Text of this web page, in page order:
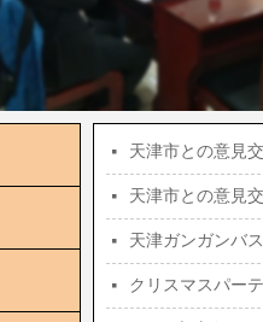
넷 天津市との意見
넷 天津市との意見
넷 天津ガンガンバ
넷 クリスマスパー